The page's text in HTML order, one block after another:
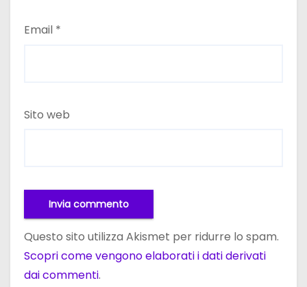
Email *
Sito web
Questo sito utilizza Akismet per ridurre lo spam.
Scopri come vengono elaborati i dati derivati
dai commenti.